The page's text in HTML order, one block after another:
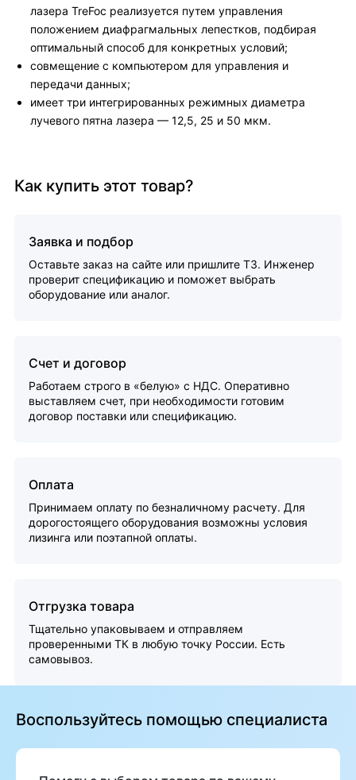
лазера TreFoc реализуется путем управления
положением диафрагмальных лепестков, подбирая
оптимальный способ для конкретных условий;
совмещение с компьютером для управления и
передачи данных;
имеет три интегрированных режимных диаметра
лучевого пятна лазера — 12,5, 25 и 50 мкм.
Как купить этот товар?
Заявка и подбор
Оставьте заказ на сайте или пришлите ТЗ. Инженер
проверит спецификацию и поможет выбрать
оборудование или аналог.
Счет и договор
Работаем строго в «белую» с НДС. Оперативно
выставляем счет, при необходимости готовим
договор поставки или спецификацию.
Оплата
Принимаем оплату по безналичному расчету. Для
дорогостоящего оборудования возможны условия
лизинга или поэтапной оплаты.
Отгрузка товара
Тщательно упаковываем и отправляем
проверенными ТК в любую точку России. Есть
самовывоз.
Воспользуйтесь помощью специалиста